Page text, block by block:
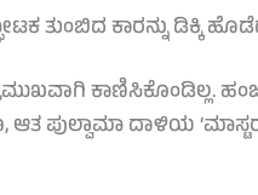
ಕಾರನ್ನು ಡಿಕ್ಕಿ
ಕಾಣಿಸಿಕೊಂಡಿಲ್ಲ.
ಪುಲ್ವಾಮಾ ದಾಳಿಯ